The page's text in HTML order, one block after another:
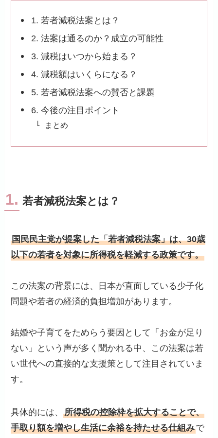
1. 若者減税法案とは？
2. 法案は通るのか？成立の可能性
3. 減税はいつから始まる？
4. 減税額はいくらになる？
5. 若者減税法案への賛否と課題
6. 今後の注目ポイント
まとめ
1. 若者減税法案とは？
国民民主党が提案した「若者減税法案」は、30歳
以下の若者を対象に所得税を軽減する政策です。
この法案の背景には、日本が直面している少子化
問題や若者の経済的負担増加があります。
結婚や子育てをためらう要因として「お金が足り
ない」という声が多く聞かれる中、この法案は若
い世代への直接的な支援策として注目されていま
す。
具体的には、所得税の控除枠を拡大することで、
手取り額を増やし生活に余裕を持たせる仕組みで